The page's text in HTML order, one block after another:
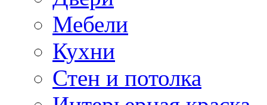
Мебели
Кухни
Стен и потолка